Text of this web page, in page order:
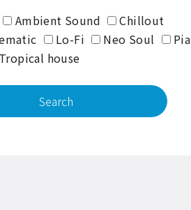
Ambient Sound
Chillout
Lo-Fi Neo Soul
house